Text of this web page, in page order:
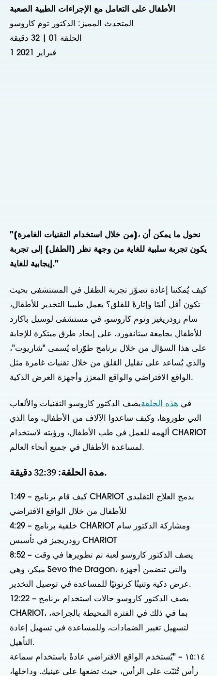
الأطفال على التعامل مع الإجراءات الطبية الصعبة
المتحدث المميز: الدكتور توم كاروسو
الحلقة 01 | 32 دقيقة
1 فبراير 2021
"[من خلال استخدام التقنيات الغامرة]، نحول ما يمكن أن
يكون تجربة سلبية للغاية من وجهة نظر [الطفل] إلى تجربة
إيجابية للغاية."
كيف يُمكننا إعادة تصوّر تجربة الطفل في المستشفى بحيث
تكون أقل ألمًا وإثارةً للقلق؟ يعمل طبيبا التخدير للأطفال،
سام رودريغيز وتوم كاروسو، في مستشفى لوسيل باكارد
للأطفال بجامعة ستانفورد، على إيجاد طرق مبتكرة للإجابة
على هذا السؤال من خلال برنامج طوّراه يُسمى "شاريوت"،
والذي يُساعد على تقليل القلق من خلال تقنيات غامرة مثل
الواقع الافتراضي والواقع المعزز وأجهزة العرض الذكية.
في هذه الحلقةيصف الدكتور كاروسو التقنيات والألعاب
التي طوروها، وكيف ساعدوا الآلاف من الأطفال، وما الذي
ألهمه للعمل في طب الأطفال، ورؤيته لاستخدام CHARIOT
لمساعدة الأطفال في جميع أنحاء العالم.
مدة الحلقة: 32:39 دقيقة.
1:49 – كيف قام برنامج CHARIOT بدمج العلاج التقليدي
للأطفال من خلال الواقع الافتراضي
4:29 – خلفية برنامج CHARIOT ومشاركة الدكتور سام
رودريجيز في تأسيس CHARIOT
8:52 – يصف الدكتور كاروسو لعبة تم تطويرها في وقت
مبكر، وهي Sevo the Dragon، والتي تتضمن أجهزة
عرض ذكية وتنينًا كرتونيًا للمساعدة في توصيل التخدير.
12:22 – يصف الدكتور كاروسو حالات استخدام برنامج
CHARIOT، بما في ذلك في الفترة المحيطة بالجراحة،
لتسهيل تغيير الضمادات، وللمساعدة في تسهيل إعادة
التأهيل.
١٥:١٤ – "يُستخدم الواقع الافتراضي عادةً باستخدام سماعة
رأس تُثبّت على الرأس، حيث تضعها على عينيك. وداخلها،